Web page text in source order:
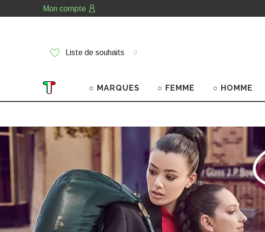
Mon compte
Liste de souhaits 0
○ MARQUES ○ FEMME ○ HOMME